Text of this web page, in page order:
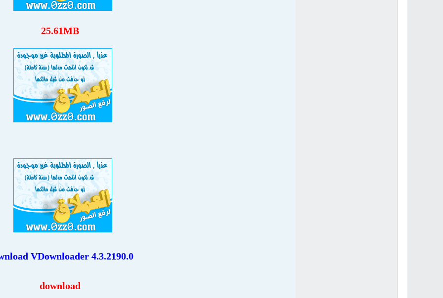
25.61MB
VDownloader 4.3.2190.0
download